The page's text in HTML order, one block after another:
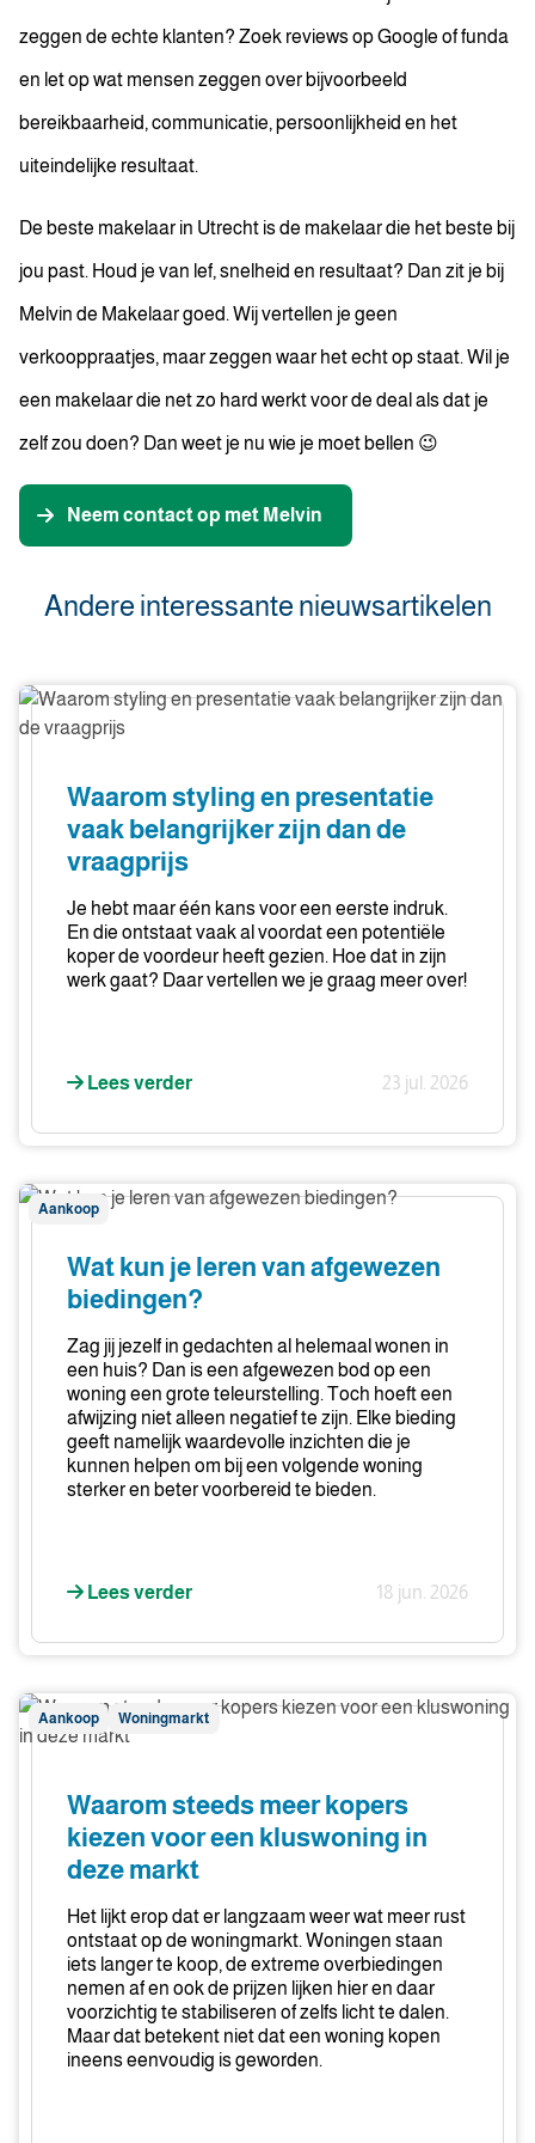
zeggen de echte klanten? Zoek reviews op Google of funda
en let op wat mensen zeggen over bijvoorbeeld
bereikbaarheid, communicatie, persoonlijkheid en het
uiteindelijke resultaat.
De beste makelaar in Utrecht is de makelaar die het beste bij
jou past. Houd je van lef, snelheid en resultaat? Dan zit je bij
Melvin de Makelaar goed. Wij vertellen je geen
verkooppraatjes, maar zeggen waar het echt op staat. Wil je
een makelaar die net zo hard werkt voor de deal als dat je
zelf zou doen? Dan weet je nu wie je moet bellen 😉
Neem contact op met Melvin
Andere interessante nieuwsartikelen
Waarom
styling
presentatie
belangrijker
vraagprijs
Waarom styling en presentatie
vaak belangrijker zijn dan de
vraagprijs
Je hebt maar één kans voor een eerste indruk.
En die ontstaat vaak al voordat een potentiële
koper de voordeur heeft gezien. Hoe dat in zijn
werk gaat? Daar vertellen we je graag meer over!
Lees verder 23 jul. 2026
Wat
kun
afgewezen
biedingen?
Aankoop
Wat kun je leren van afgewezen
biedingen?
Zag jij jezelf in gedachten al helemaal wonen in
een huis? Dan is een afgewezen bod op een
woning een grote teleurstelling. Toch hoeft een
afwijzing niet alleen negatief te zijn. Elke bieding
geeft namelijk waardevolle inzichten die je
kunnen helpen om bij een volgende woning
sterker en beter voorbereid te bieden.
Lees verder 18 jun. 2026
Waarom
steeds
kopers
kiezen
kluswoning
Aankoop Woningmarkt
Waarom steeds meer kopers
kiezen voor een kluswoning in
deze markt
Het lijkt erop dat er langzaam weer wat meer rust
ontstaat op de woningmarkt. Woningen staan
iets langer te koop, de extreme overbiedingen
nemen af en ook de prijzen lijken hier en daar
voorzichtig te stabiliseren of zelfs licht te dalen.
Maar dat betekent niet dat een woning kopen
ineens eenvoudig is geworden.